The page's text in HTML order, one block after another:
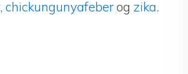
chickungunyafeberog zika.